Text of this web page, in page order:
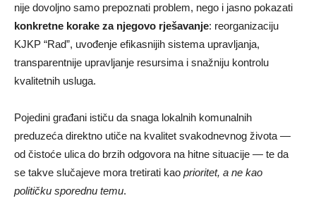
nije dovoljno samo prepoznati problem, nego i jasno pokazati
konkretne korake za njegovo rješavanje: reorganizaciju
KJKP “Rad”, uvođenje efikasnijih sistema upravljanja,
transparentnije upravljanje resursima i snažniju kontrolu
kvalitetnih usluga.
Pojedini građani ističu da snaga lokalnih komunalnih
preduzeća direktno utiče na kvalitet svakodnevnog života —
od čistoće ulica do brzih odgovora na hitne situacije — te da
se takve slučajeve mora tretirati kao prioritet, a ne kao
političku sporednu temu.